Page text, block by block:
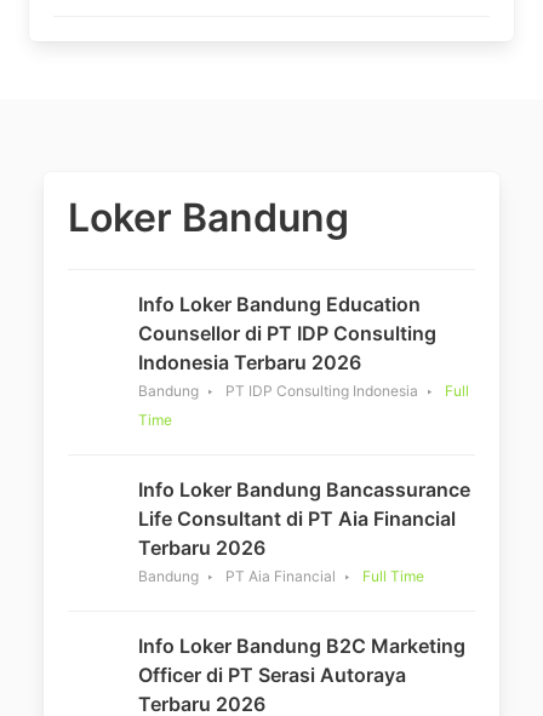
Loker Bandung
Info Loker Bandung Education
Counsellor di PT IDP Consulting
Indonesia Terbaru 2026
Bandung PT IDP Consulting Indonesia
Full
Time
Info Loker Bandung Bancassurance
Life Consultant di PT Aia Financial
Terbaru 2026
Bandung PT Aia Financial Full Time
Info Loker Bandung B2C Marketing
Officer di PT Serasi Autoraya
Terbaru 2026